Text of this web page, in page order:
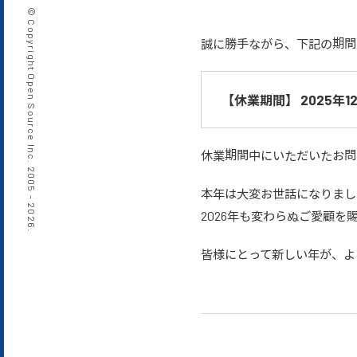
誠に勝手ながら、下記の期
【休業期間】 2025年
休業期間中にいただいたお
本年は大変お世話になりま
2026年も変わらぬご愛顧を
皆様にとって新しい年が、
© Copyright Open Source Inc. 2005 -
2026.